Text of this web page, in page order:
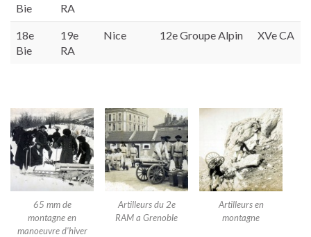
Bie
RA
18e
Bie
19e
RA
Nice 12e Groupe Alpin XVe CA
65 mm de
montagne en
manoeuvre d'hiver
Artilleurs du 2e
RAM a Grenoble
Artilleurs en
montagne